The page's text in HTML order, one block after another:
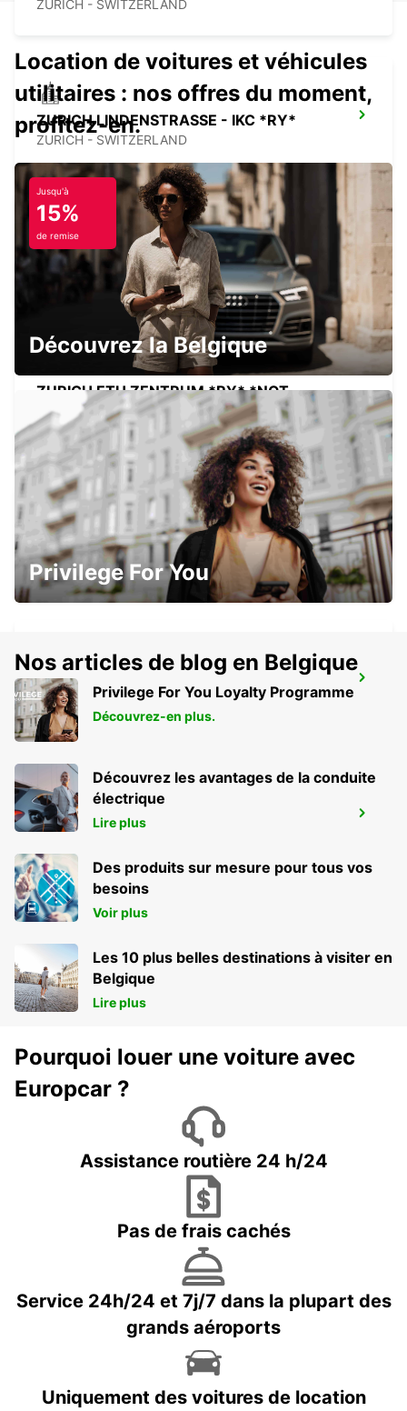
ZURICH - SWITZERLAND
ZURICH LINDENSTRASSE - IKC *RY*
ZURICH - SWITZERLAND
ZURICH BADENERSTRASSE - IKC *RY*
ZURICH - SWITZERLAND
ZURICH ETH ZENTRUM *RY* *NOT
PUBLIC
ZURICH - SWITZERLAND
ZURICH JOSEFSTRASSE - IKC *RY*
ZURICH - SWITZERLAND
SCHLIEREN - IKC *RY*
SCHLIEREN - SWITZERLAND
ZURICH ETH HOENGGERBERG - IKC *RY*
Location de voitures et véhicules
utilitaires : nos offres du moment,
profitez-en.
Jusqu'à
15%
de remise
Découvrez la Belgique
Privilege For You
Nos articles de blog en Belgique
Privilege For You Loyalty Programme
Découvrez-en plus.
Découvrez les avantages de la conduite
électrique
Lire plus
Des produits sur mesure pour tous vos
besoins
Voir plus
Les 10 plus belles destinations à visiter en
Belgique
Lire plus
Pourquoi louer une voiture avec
Europcar ?
Assistance routière 24 h/24
Pas de frais cachés
Service 24h/24 et 7j/7 dans la plupart des
grands aéroports
Uniquement des voitures de location